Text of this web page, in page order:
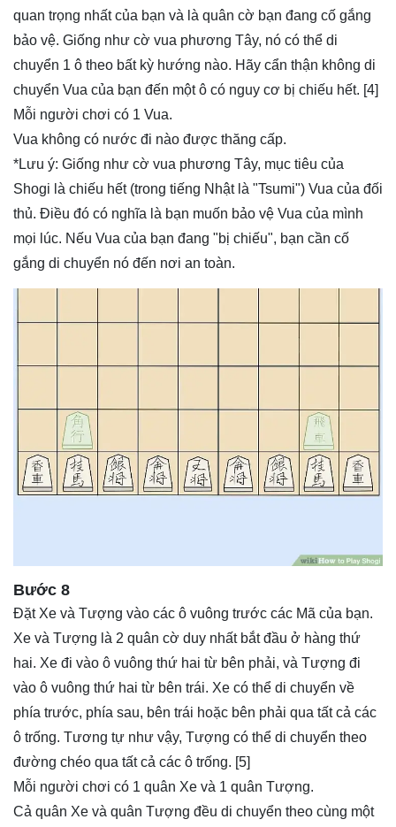
quan trọng nhất của bạn và là quân cờ bạn đang cố gắng
bảo vệ. Giống như cờ vua phương Tây, nó có thể di
chuyển 1 ô theo bất kỳ hướng nào. Hãy cẩn thận không di
chuyển Vua của bạn đến một ô có nguy cơ bị chiếu hết. [4]
Mỗi người chơi có 1 Vua.
Vua không có nước đi nào được thăng cấp.
*Lưu ý: Giống như cờ vua phương Tây, mục tiêu của
Shogi là chiếu hết (trong tiếng Nhật là "Tsumi") Vua của đối
thủ. Điều đó có nghĩa là bạn muốn bảo vệ Vua của mình
mọi lúc. Nếu Vua của bạn đang "bị chiếu", bạn cần cố
gắng di chuyển nó đến nơi an toàn.
Bước 8
Đặt Xe và Tượng vào các ô vuông trước các Mã của bạn.
Xe và Tượng là 2 quân cờ duy nhất bắt đầu ở hàng thứ
hai. Xe đi vào ô vuông thứ hai từ bên phải, và Tượng đi
vào ô vuông thứ hai từ bên trái. Xe có thể di chuyển về
phía trước, phía sau, bên trái hoặc bên phải qua tất cả các
ô trống. Tương tự như vậy, Tượng có thể di chuyển theo
đường chéo qua tất cả các ô trống. [5]
Mỗi người chơi có 1 quân Xe và 1 quân Tượng.
Cả quân Xe và quân Tượng đều di chuyển theo cùng một